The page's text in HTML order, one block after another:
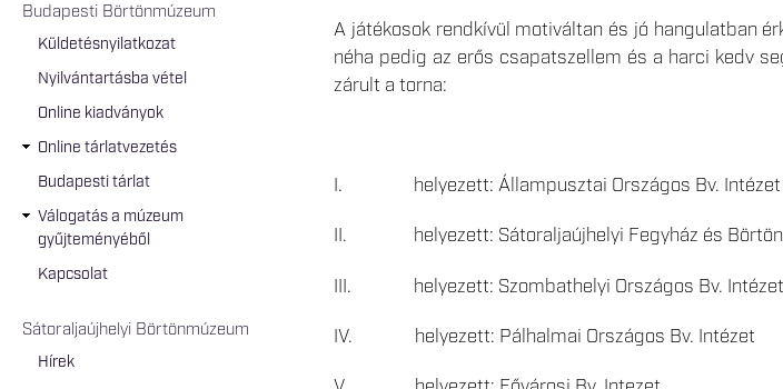
Budapesti Börtönmúzeum
Küldetésnyilatkozat
Nyilvántartásba vétel
Online kiadványok
Online tárlatvezetés
Budapesti tárlat
Válogatás a múzeum
gyűjteményéből
Kapcsolat
Sátoraljaújhelyi Börtönmúzeum
Hírek
A játékosok rendkívül motiváltan és jó hangulatban
néha pedig az erős csapatszellem és a harci kedv
zárult a torna:
I. helyezett: Állampusztai Országos Bv. Intézet
II. helyezett: Sátoraljaújhelyi Fegyház és Börtön
III. helyezett: Szombathelyi Országos Bv. Intézet
IV. helyezett: Pálhalmai Országos Bv. Intézet